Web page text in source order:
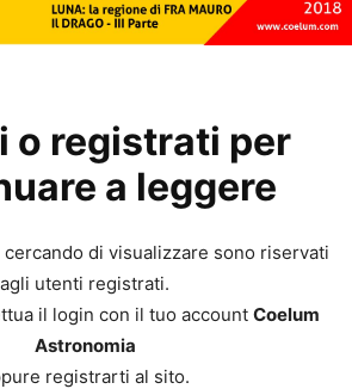
o registrati per
a leggere
di visualizzare sono riservati
agli utenti registrati.
il login con il tuo account Coelum
Astronomia
registrarti al sito.